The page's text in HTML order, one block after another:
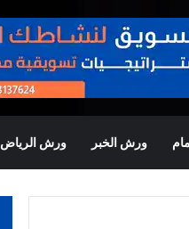
ورش الخبر ورش الرياض